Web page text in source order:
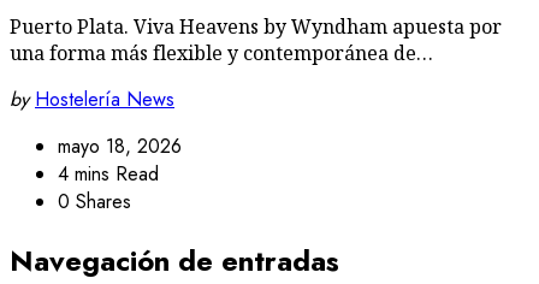
Puerto Plata. Viva Heavens by Wyndham apuesta por
una forma más flexible y contemporánea de…
by Hostelería News
mayo 18, 2026
4 mins Read
0 Shares
Navegación de entradas